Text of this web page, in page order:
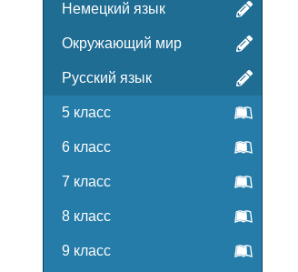
Немецкий язык
Окружающий мир
Русский язык
5 класс
6 класс
7 класс
8 класс
9 класс